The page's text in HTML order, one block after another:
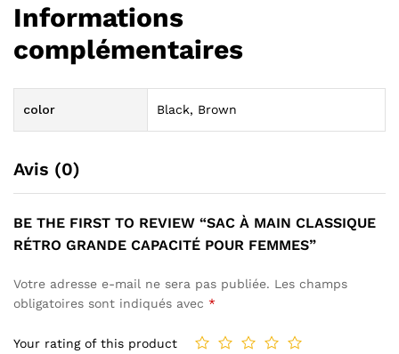
Informations
complémentaires
color Black, Brown
Avis (0)
BE THE FIRST TO REVIEW “SAC À MAIN CLASSIQUE
RÉTRO GRANDE CAPACITÉ POUR FEMMES”
Votre adresse e-mail ne sera pas publiée. Les champs
obligatoires sont indiqués avec *
Your rating of this product